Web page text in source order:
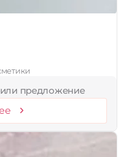
предложение